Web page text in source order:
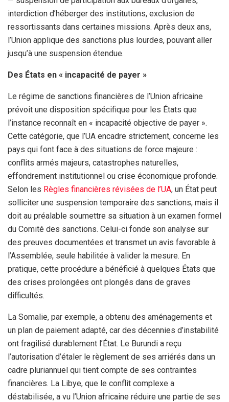
interdiction d’héberger des institutions, exclusion de
ressortissants dans certaines missions. Après deux ans,
l’Union applique des sanctions plus lourdes, pouvant aller
jusqu’à une suspension étendue.
Des États en « incapacité de payer »
Le régime de sanctions financières de l’Union africaine
prévoit une disposition spécifique pour les États que
l’instance reconnaît en « incapacité objective de payer ».
Cette catégorie, que l’UA encadre strictement, concerne les
pays qui font face à des situations de force majeure :
conflits armés majeurs, catastrophes naturelles,
effondrement institutionnel ou crise économique profonde.
Selon les Règles financières révisées de l’UA, un État peut
solliciter une suspension temporaire des sanctions, mais il
doit au préalable soumettre sa situation à un examen formel
du Comité des sanctions. Celui-ci fonde son analyse sur
des preuves documentées et transmet un avis favorable à
l’Assemblée, seule habilitée à valider la mesure. En
pratique, cette procédure a bénéficié à quelques États que
des crises prolongées ont plongés dans de graves
difficultés.
La Somalie, par exemple, a obtenu des aménagements et
un plan de paiement adapté, car des décennies d’instabilité
ont fragilisé durablement l’État. Le Burundi a reçu
l’autorisation d’étaler le règlement de ses arriérés dans un
cadre pluriannuel qui tient compte de ses contraintes
financières. La Libye, que le conflit complexe a
déstabilisée, a vu l’Union africaine réduire une partie de ses